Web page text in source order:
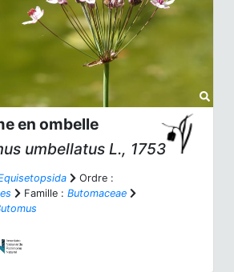
en ombelle
umbellatus L., 1753
Ordre :
Famille : Butomaceae